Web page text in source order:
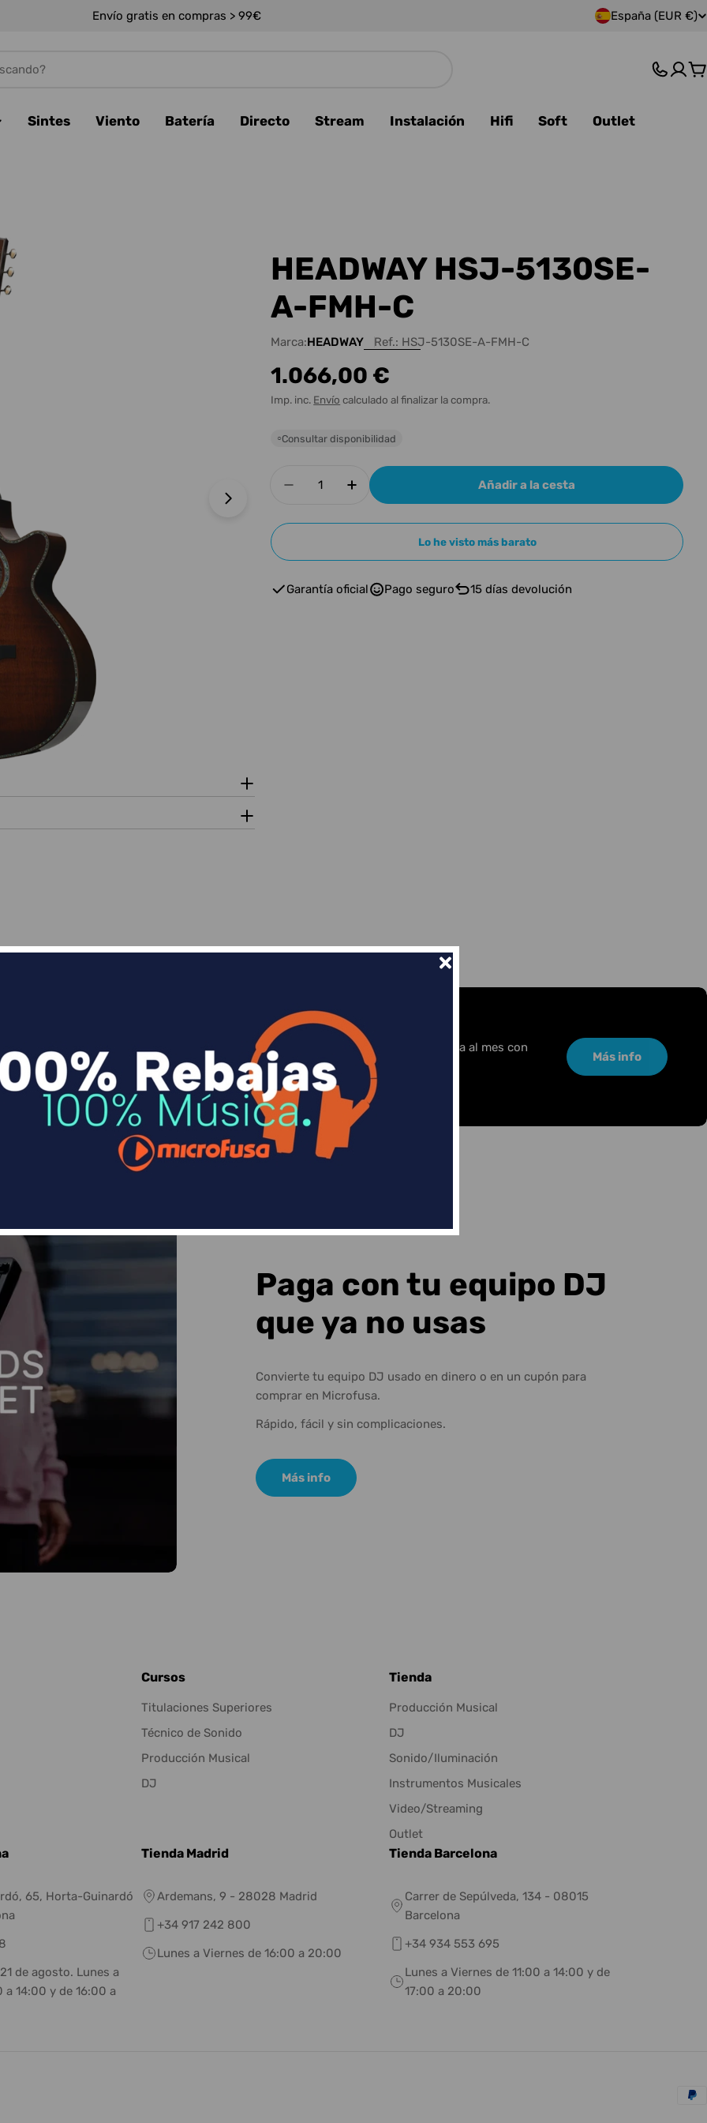
Envío gratis en compras > 99€
P
s
g
i
España (EUR €)
Sintes Viento Batería Directo Stream Instalación Hifi Soft
Outlet
Abrir medios 1 en modal
HEADWAY HSJ-5130SE-
A-FMH-C
Marca:HEADWAY Ref.: HSJ-5130SE-A-FMH-C
Precio
habitual
1.066,00 €
Imp. inc. Envío calculado al finalizar la compra.
○Consultar disponibilidad
Disminuir cantidad para HEADWAY HSJ-5130SE-A-FMH-C
Aumentar cantidad para HEADWAY HSJ-5130SE-
Añadir a la cesta
Lo he visto más barato
Garantía oficial Pago seguro 15 días devolución
Divide en 3 sin coste o hasta en 18 meses por una pequeña cuota al mes con
Más info
Paga con tu equipo DJ
que ya no usas
Convierte tu equipo DJ usado en dinero o en un cupón para
comprar en Microfusa.
Rápido, fácil y sin complicaciones.
Más info
Cursos
Titulaciones Superiores
Técnico de Sonido
Producción Musical
DJ
Tienda
Producción Musical
DJ
Sonido/Iluminación
Instrumentos Musicales
Video/Streaming
Outlet
65, Horta-Guinardó
de agosto. Lunes a
a 14:00 y de 16:00 a
Tienda Madrid
Ardemans, 9 - 28028 Madrid
+34 917 242 800
Lunes a Viernes de 16:00 a 20:00
Tienda Barcelona
Carrer de Sepúlveda, 134 - 08015
Barcelona
+34 934 553 695
Lunes a Viernes de 11:00 a 14:00 y de
17:00 a 20:00